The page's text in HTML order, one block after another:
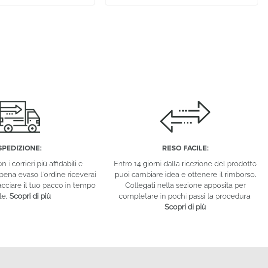
i corrieri più affidabili e
evaso l'ordine riceverai
il tuo pacco in tempo
Scopri di più
RESO FACILE:
Entro 14 giorni dalla ricezione del prodotto
puoi cambiare idea e ottenere il rimborso.
Collegati nella sezione apposita per
completare in pochi passi la procedura.
Scopri di più